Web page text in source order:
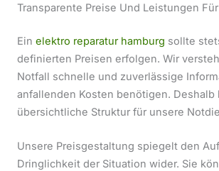
Transparente Preise Und Leistungen
Ein elektro reparatur hamburg sollte
definierten Preisen erfolgen. Wir
Notfall schnelle und zuverlässige
anfallenden Kosten benötigen. Deshalb
übersichtliche Struktur für unsere
Unsere Preisgestaltung spiegelt den
Dringlichkeit der Situation wider. Sie